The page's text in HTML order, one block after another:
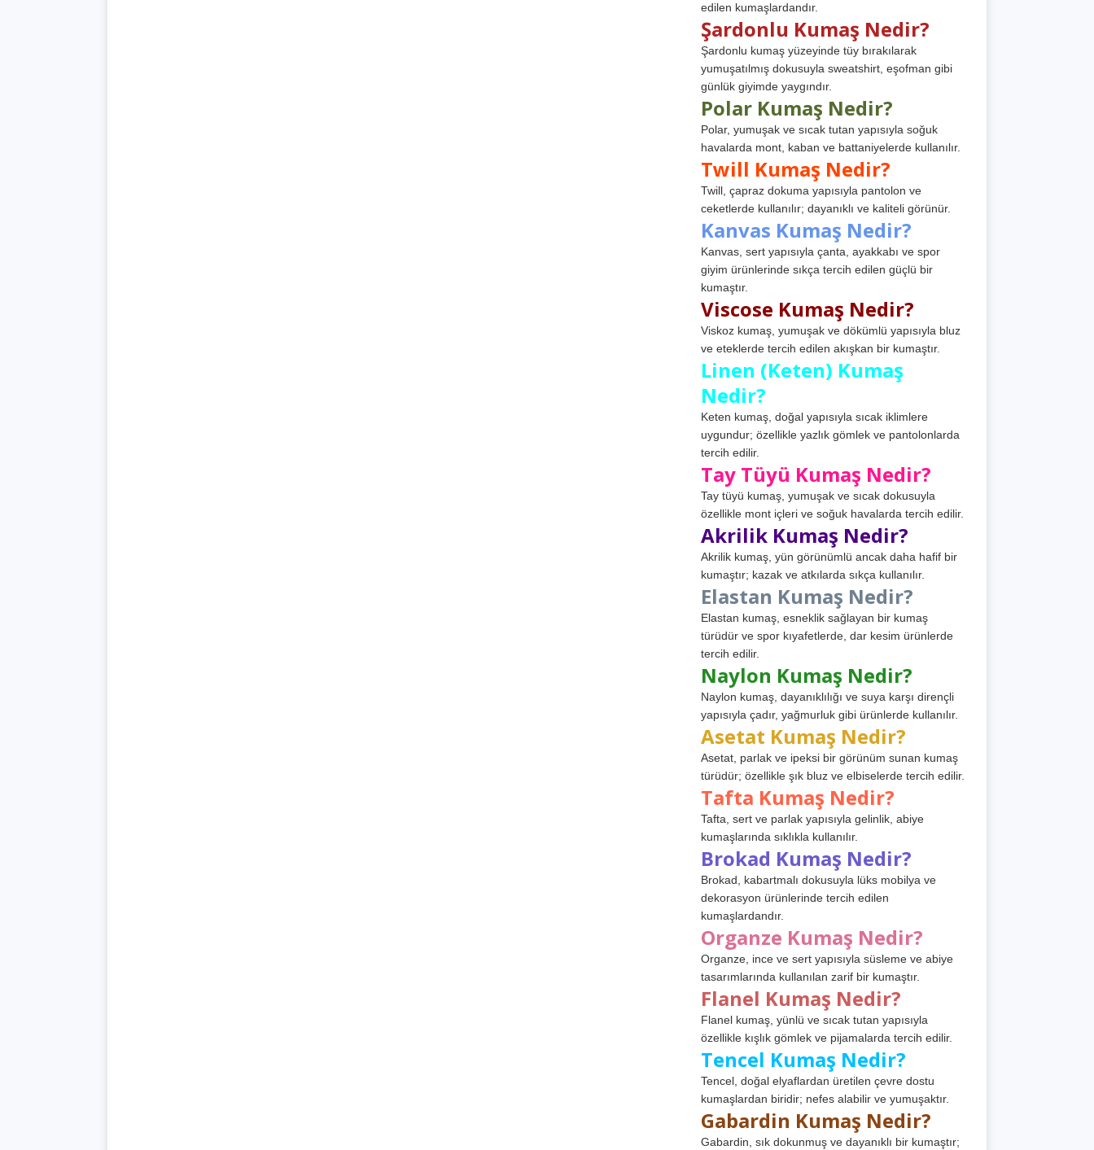
edilen kumaşlardandır.
Şardonlu Kumaş Nedir?
Şardonlu kumaş yüzeyinde tüy bırakılarak
yumuşatılmış dokusuyla sweatshirt, eşofman gibi
günlük giyimde yaygındır.
Polar Kumaş Nedir?
Polar, yumuşak ve sıcak tutan yapısıyla soğuk
havalarda mont, kaban ve battaniyelerde kullanılır.
Twill Kumaş Nedir?
Twill, çapraz dokuma yapısıyla pantolon ve
ceketlerde kullanılır; dayanıklı ve kaliteli görünür.
Kanvas Kumaş Nedir?
Kanvas, sert yapısıyla çanta, ayakkabı ve spor
giyim ürünlerinde sıkça tercih edilen güçlü bir
kumaştır.
Viscose Kumaş Nedir?
Viskoz kumaş, yumuşak ve dökümlü yapısıyla bluz
ve eteklerde tercih edilen akışkan bir kumaştır.
Linen (Keten) Kumaş
Nedir?
Keten kumaş, doğal yapısıyla sıcak iklimlere
uygundur; özellikle yazlık gömlek ve pantolonlarda
tercih edilir.
Tay Tüyü Kumaş Nedir?
Tay tüyü kumaş, yumuşak ve sıcak dokusuyla
özellikle mont içleri ve soğuk havalarda tercih edilir.
Akrilik Kumaş Nedir?
Akrilik kumaş, yün görünümlü ancak daha hafif bir
kumaştır; kazak ve atkılarda sıkça kullanılır.
Elastan Kumaş Nedir?
Elastan kumaş, esneklik sağlayan bir kumaş
türüdür ve spor kıyafetlerde, dar kesim ürünlerde
tercih edilir.
Naylon Kumaş Nedir?
Naylon kumaş, dayanıklılığı ve suya karşı dirençli
yapısıyla çadır, yağmurluk gibi ürünlerde kullanılır.
Asetat Kumaş Nedir?
Asetat, parlak ve ipeksi bir görünüm sunan kumaş
türüdür; özellikle şık bluz ve elbiselerde tercih edilir.
Tafta Kumaş Nedir?
Tafta, sert ve parlak yapısıyla gelinlik, abiye
kumaşlarında sıklıkla kullanılır.
Brokad Kumaş Nedir?
Brokad, kabartmalı dokusuyla lüks mobilya ve
dekorasyon ürünlerinde tercih edilen
kumaşlardandır.
Organze Kumaş Nedir?
Organze, ince ve sert yapısıyla süsleme ve abiye
tasarımlarında kullanılan zarif bir kumaştır.
Flanel Kumaş Nedir?
Flanel kumaş, yünlü ve sıcak tutan yapısıyla
özellikle kışlık gömlek ve pijamalarda tercih edilir.
Tencel Kumaş Nedir?
Tencel, doğal elyaflardan üretilen çevre dostu
kumaşlardan biridir; nefes alabilir ve yumuşaktır.
Gabardin Kumaş Nedir?
Gabardin, sık dokunmuş ve dayanıklı bir kumaştır;